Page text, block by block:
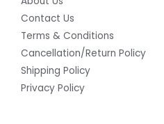
Contact Us
Terms & Conditions
Cancellation/Return Policy
Shipping Policy
Privacy Policy